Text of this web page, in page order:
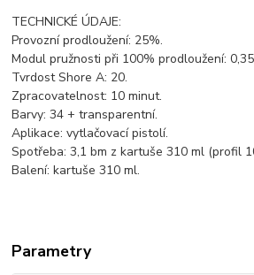
TECHNICKÉ ÚDAJE:
Provozní prodloužení: 25%.
Modul pružnosti při 100% prodloužení: 0,35
Tvrdost Shore A: 20.
Zpracovatelnost: 10 minut.
Barvy: 34 + transparentní.
Aplikace: vytlačovací pistolí.
Spotřeba: 3,1 bm z kartuše 310 ml (profil
Balení: kartuše 310 ml.
Parametry